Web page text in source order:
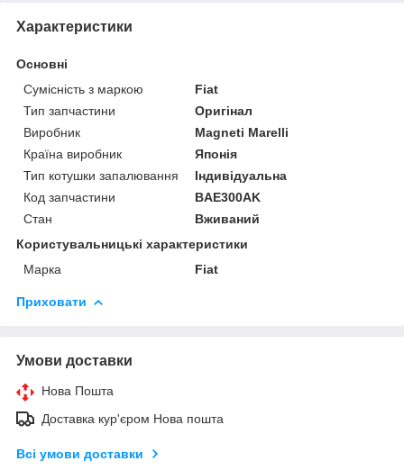
Характеристики
Основні
Сумісність з маркою
Fiat
Тип запчастини
Оригінал
Виробник
Magneti Marelli
Країна виробник
Японія
Тип котушки запалювання
Індивідуальна
Код запчастини
BAE300AK
Стан
Вживаний
Користувальницькі характеристики
Марка
Fiat
Приховати
Умови доставки
Нова Пошта
Доставка кур'єром Нова пошта
Всі умови доставки